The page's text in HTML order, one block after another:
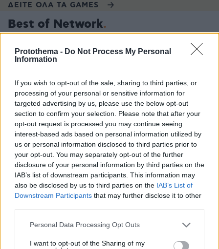
Protothema - Do Not Process My Personal
Information
If you wish to opt-out of the sale, sharing to third parties, or
processing of your personal or sensitive information for
targeted advertising by us, please use the below opt-out
section to confirm your selection. Please note that after your
opt-out request is processed you may continue seeing
interest-based ads based on personal information utilized by
us or personal information disclosed to third parties prior to
your opt-out. You may separately opt-out of the further
disclosure of your personal information by third parties on the
IAB’s list of downstream participants. This information may
also be disclosed by us to third parties on the IAB’s List of
Downstream Participants that may further disclose it to other
Please note that this website/app uses one or more Google
not limited to your visit or usage behaviour. You may click to
Personal Data Processing Opt Outs
I want to opt-out of the Sharing of my
ΔΕΙΤΕ ΟΛΑ ΤΑ GAMES
Best of Network